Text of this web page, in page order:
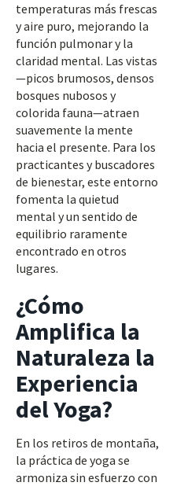
temperaturas más frescas
y aire puro, mejorando la
función pulmonar y la
claridad mental. Las vistas
—picos brumosos, densos
bosques nubosos y
colorida fauna—atraen
suavemente la mente
hacia el presente. Para los
practicantes y buscadores
de bienestar, este entorno
fomenta la quietud
mental y un sentido de
equilibrio raramente
encontrado en otros
lugares.
¿Cómo
Amplifica la
Naturaleza la
Experiencia
del Yoga?
En los retiros de montaña,
la práctica de yoga se
armoniza sin esfuerzo con